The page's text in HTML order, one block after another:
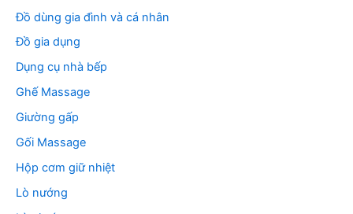
Đồ dùng gia đình và cá nhân
Đồ gia dụng
Dụng cụ nhà bếp
Ghế Massage
Giường gấp
Gối Massage
Hộp cơm giữ nhiệt
Lò nướng